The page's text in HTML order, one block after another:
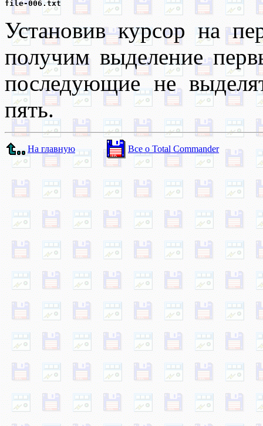
Установив курсор на
получим выделение
последующие не
пять.
На главную Все о Total Commander